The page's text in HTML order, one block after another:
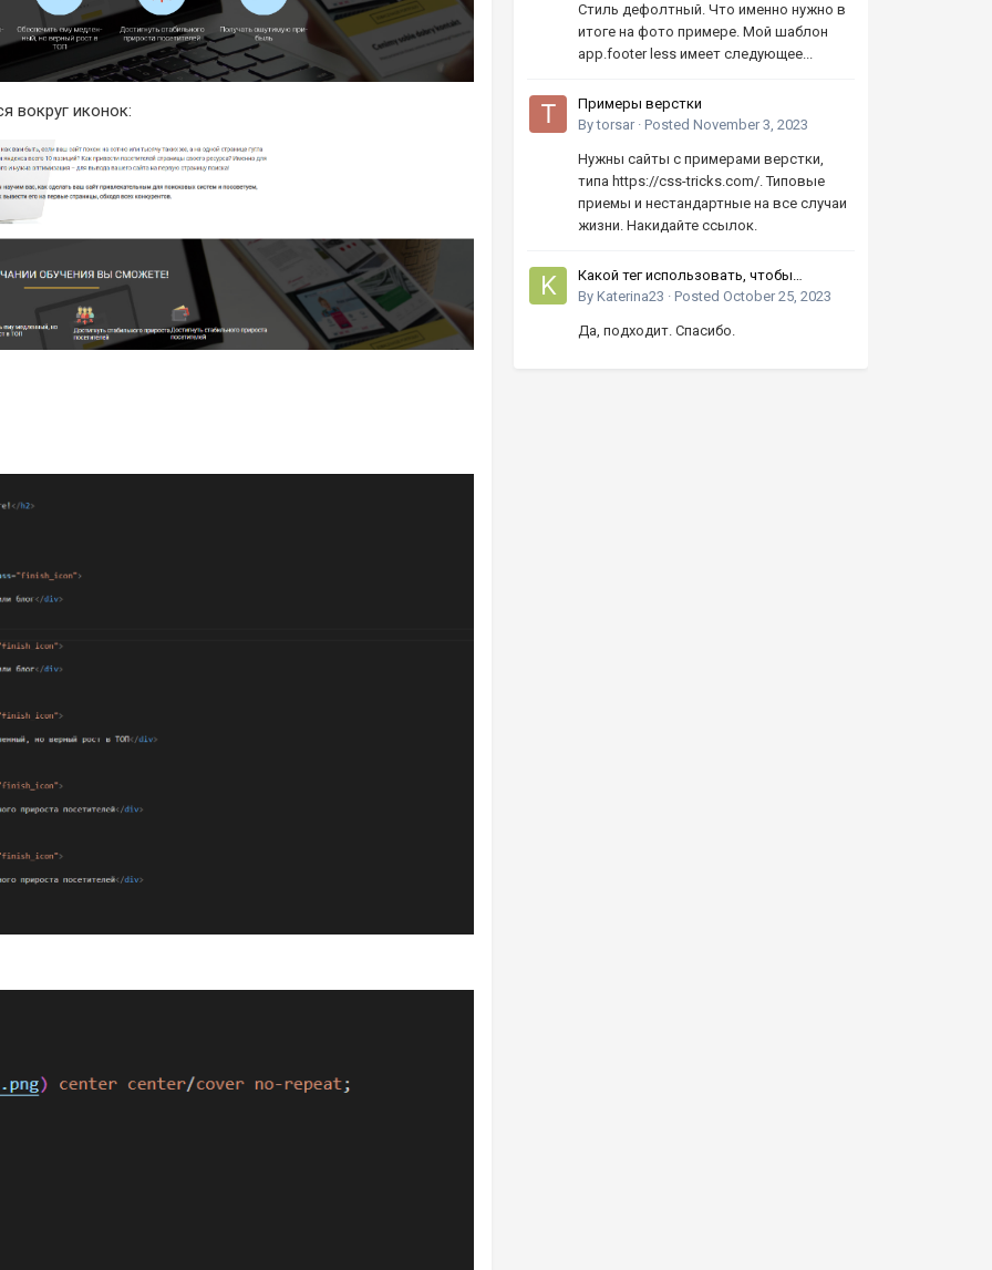
вокруг иконок:
Стиль дефолтный. Что именно нужно в
итоге на фото примере. Мой шаблон
app.footer less имеет следующее...
Примеры верстки
Bytorsar · Posted November 3, 2023
Нужны сайты с примерами верстки,
типа https://css-tricks.com/. Типовые
приемы и нестандартные на все случаи
жизни. Накидайте ссылок.
Какой тег использовать, чтобы
увеличивать число кнопками вверх-
By Katerina23 · Posted October 25, 2023
Да, подходит. Спасибо.